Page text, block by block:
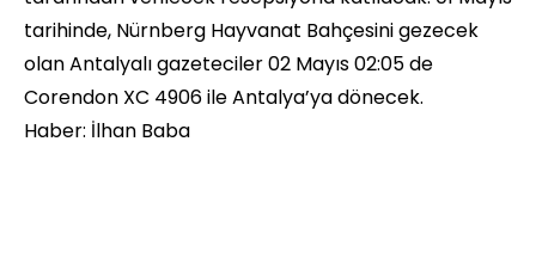
tarihinde, Nürnberg Hayvanat Bahçesini gezecek
olan Antalyalı gazeteciler 02 Mayıs 02:05 de
Corendon XC 4906 ile Antalya’ya dönecek.
Haber: İlhan Baba